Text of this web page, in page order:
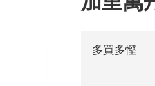
多買多慳